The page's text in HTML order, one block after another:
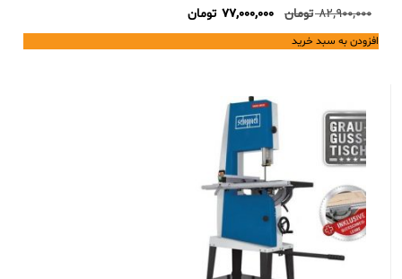
82,900,000 تومان
Original
price
was:
77,000,000 تومانCurrent
price
is:
افزودن به سبد خرید